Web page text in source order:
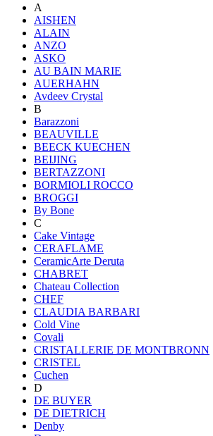
A
AISHEN
ALAIN
ANZO
ASKO
AU BAIN MARIE
AUERHAHN
Avdeev Crystal
B
Barazzoni
BEAUVILLE
BEECK KUECHEN
BEIJING
BERTAZZONI
BORMIOLI ROCCO
BROGGI
By Bone
C
Cake Vintage
CERAFLAME
CeramicArte Deruta
CHABRET
Chateau Collection
CHEF
CLAUDIA BARBARI
Cold Vine
Covali
CRISTALLERIE DE MONTBRONN
CRISTEL
Cuchen
D
DE BUYER
DE DIETRICH
Denby